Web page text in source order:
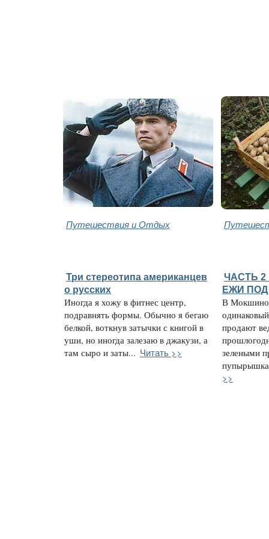
Путешествия и Отдых
Три стереотипа американцев
о русских
Иногда я хожу в фитнес центр,
подравнять формы. Обычно я бегаю
белкой, воткнув затычки с книгой в
уши, но иногда залезаю в джакузи, а
там сыро и заты... Читать >>
ЧАСТЬ
ЕЖИ
В Мокшино
продают
зелеными
>>